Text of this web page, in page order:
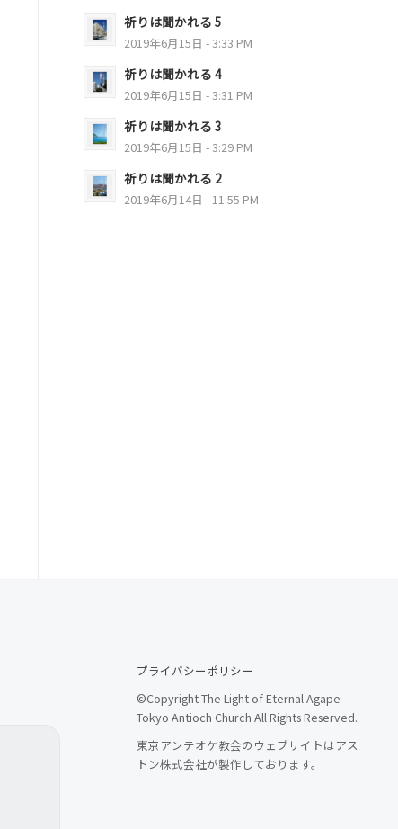
祈りは聞かれる 5
2019年6月15日 - 3:33 PM
祈りは聞かれる 4
2019年6月15日 - 3:31 PM
祈りは聞かれる 3
2019年6月15日 - 3:29 PM
祈りは聞かれる 2
2019年6月14日 - 11:55 PM
プライバシーポリシー
©Copyright The Light of Eternal Agape
Tokyo Antioch Church All Rights Reserved.
東京アンテオケ教会のウェブサイトはアス
トン株式会社が製作しております。